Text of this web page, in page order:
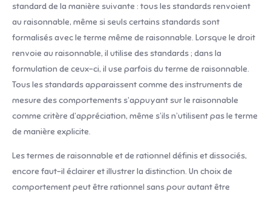
standard de la manière suivante : tous les standards renvoient
au raisonnable, même si seuls certains standards sont
formalisés avec le terme même de raisonnable. Lorsque le droit
renvoie au raisonnable, il utilise des standards ; dans la
formulation de ceux-ci, il use parfois du terme de raisonnable.
Tous les standards apparaissent comme des instruments de
mesure des comportements s’appuyant sur le raisonnable
comme critère d’appréciation, même s’ils n’utilisent pas le terme
de manière explicite.
Les termes de raisonnable et de rationnel définis et dissociés,
encore faut-il éclairer et illustrer la distinction. Un choix de
comportement peut être rationnel sans pour autant être